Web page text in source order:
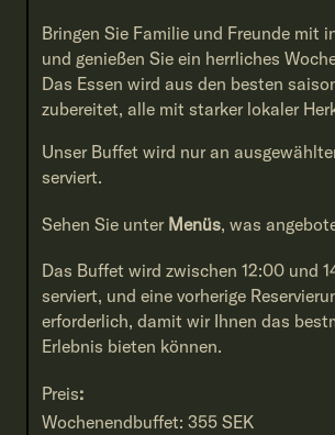
Bringen Sie Familie und Freunde mit
und genießen Sie ein herrliches
Das Essen wird aus den besten
zubereitet, alle mit starker lokaler
Unser Buffet wird nur an
serviert.
Sehen Sie unter Menüs, was
Das Buffet wird zwischen 12:00 und
serviert, und eine vorherige
erforderlich, damit wir Ihnen das
Erlebnis bieten können.
Preis:
Wochenendbuffet: 355 SEK